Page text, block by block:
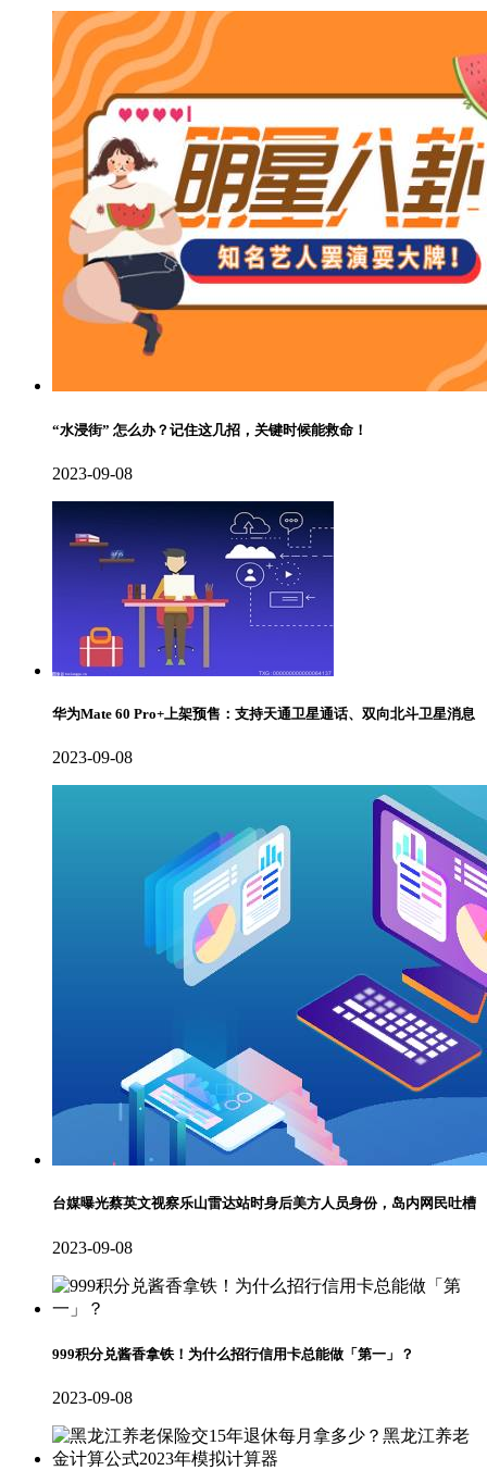
“水浸街” 怎么办？记住这几招，关键时候能救命！
2023-09-08
华为Mate 60 Pro+上架预售：支持天通卫星通话、双向北斗卫星消息
2023-09-08
台媒曝光蔡英文视察乐山雷达站时身后美方人员身份，岛内网民吐槽
2023-09-08
999积分兑酱香拿铁！为什么招行信用卡总能做「第一」？
2023-09-08